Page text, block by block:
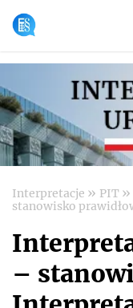
Interpretacje » PIT »
stanowisko
–